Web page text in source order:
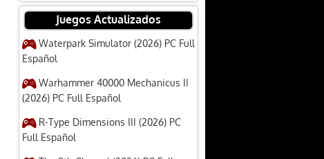
Juegos Actualizados
Waterpark Simulator (2026) PC Full
Español
Warhammer 40000 Mechanicus II
(2026) PC Full Español
R-Type Dimensions III (2026) PC
Full Español